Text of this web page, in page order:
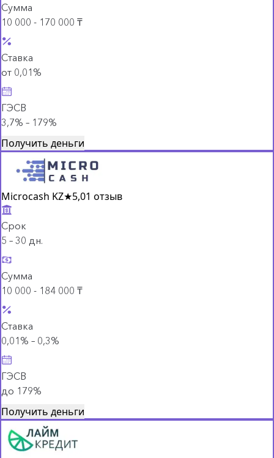
Сумма
10 000 - 170 000 ₸
Ставка
от 0,01%
ГЭСВ
3,7% – 179%
Получить деньги
Microcash KZ★5,01 отзыв
Срок
5 – 30 дн.
Сумма
10 000 - 184 000 ₸
Ставка
0,01% – 0,3%
ГЭСВ
до 179%
Получить деньги